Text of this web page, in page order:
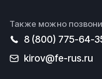
Также можно
8 (800) 775-64-
kirov@fe-rus.ru